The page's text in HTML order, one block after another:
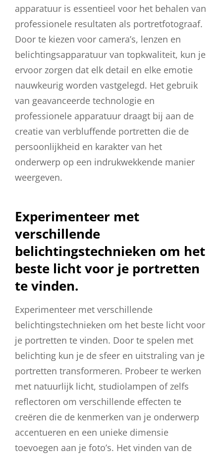
apparatuur is essentieel voor het behalen van
professionele resultaten als portretfotograaf.
Door te kiezen voor camera’s, lenzen en
belichtingsapparatuur van topkwaliteit, kun je
ervoor zorgen dat elk detail en elke emotie
nauwkeurig worden vastgelegd. Het gebruik
van geavanceerde technologie en
professionele apparatuur draagt bij aan de
creatie van verbluffende portretten die de
persoonlijkheid en karakter van het
onderwerp op een indrukwekkende manier
weergeven.
Experimenteer met
verschillende
belichtingstechnieken om het
beste licht voor je portretten
te vinden.
Experimenteer met verschillende
belichtingstechnieken om het beste licht voor
je portretten te vinden. Door te spelen met
belichting kun je de sfeer en uitstraling van je
portretten transformeren. Probeer te werken
met natuurlijk licht, studiolampen of zelfs
reflectoren om verschillende effecten te
creëren die de kenmerken van je onderwerp
accentueren en een unieke dimensie
toevoegen aan je foto’s. Het vinden van de